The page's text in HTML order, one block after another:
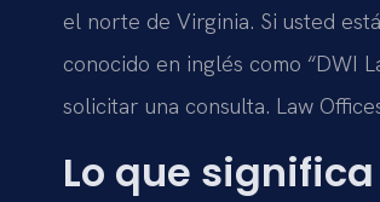
el norte de Virginia. Si usted
conocido en inglés como “DWI
solicitar una consulta. Law
Lo que